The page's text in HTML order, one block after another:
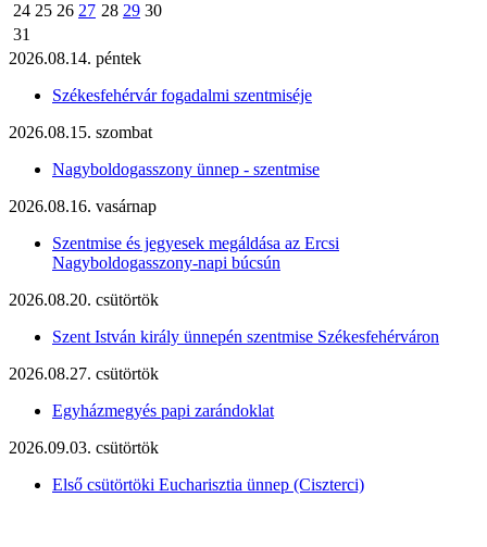
24 25 26 27 28 29 30
31
2026.08.14. péntek
Székesfehérvár fogadalmi szentmiséje
2026.08.15. szombat
Nagyboldogasszony ünnep - szentmise
2026.08.16. vasárnap
Szentmise és jegyesek megáldása az Ercsi
Nagyboldogasszony-napi búcsún
2026.08.20. csütörtök
Szent István király ünnepén szentmise Székesfehérváron
2026.08.27. csütörtök
Egyházmegyés papi zarándoklat
2026.09.03. csütörtök
Első csütörtöki Eucharisztia ünnep (Ciszterci)